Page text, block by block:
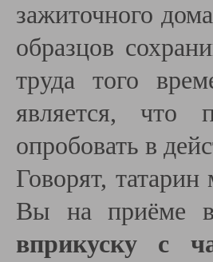
зажиточного
образцов
труда того
является, что
опробовать в
Говорят,
Вы на приёме
вприкуску с